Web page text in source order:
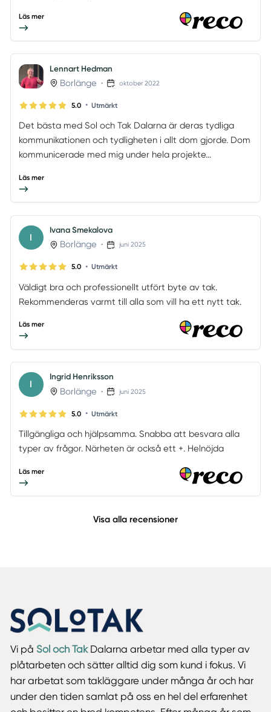
Läs mer
Lennart Hedman
Borlänge • oktober 2022
5.0 • Utmärkt
Det bästa med Sol och Tak Dalarna är deras tydliga
kommunikationen och tydligheten i allt dom gjorde. Dom
kommunicerade med mig under hela projekte...
Läs mer
I
Ivana Smekalova
Borlänge • juni 2025
5.0 • Utmärkt
Väldigt bra och professionellt utfört byte av tak.
Rekommenderas varmt till alla som vill ha ett nytt tak.
Läs mer
I
Ingrid Henriksson
Borlänge • juni 2025
5.0 • Utmärkt
Tillgängliga och hjälpsamma. Snabba att besvara alla
typer av frågor. Närheten är också ett +. Helnöjda
Läs mer
Visa alla recensioner
Vi på Sol och TakDalarna arbetar med alla typer av
plåtarbeten och sätter alltid dig som kund i fokus. Vi
har arbetat som takläggare under många år och har
under den tiden samlat på oss en hel del erfarenhet